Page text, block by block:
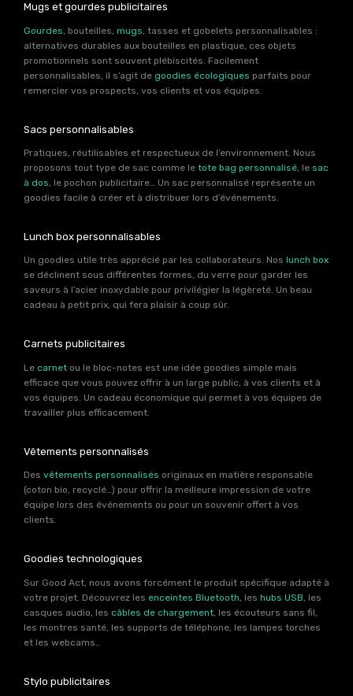
Mugs et gourdes publicitaires
Gourdes , bouteilles, mugs , tasses et gobelets personnalisables :
alternatives durables aux bouteilles en plastique, ces objets
promotionnels sont souvent plébiscités. Facilement
personnalisables, il s’agit de goodies écologiques parfaits pour
remercier vos prospects, vos clients et vos équipes.
Sacs personnalisables
Pratiques, réutilisables et respectueux de l’environnement. Nous
proposons tout type de sac comme le tote bag personnalisé, le sac
à dos, le pochon publicitaire… Un sac personnalisé représente un
goodies facile à créer et à distribuer lors d’événements.
Lunch box personnalisables
Un goodies utile très apprécié par les collaborateurs. Nos lunch box
se déclinent sous différentes formes, du verre pour garder les
saveurs à l’acier inoxydable pour privilégier la légèreté. Un beau
cadeau à petit prix, qui fera plaisir à coup sûr.
Carnets publicitaires
Le carnet ou le bloc-notes est une idée goodies simple mais
efficace que vous pouvez offrir à un large public, à vos clients et à
vos équipes. Un cadeau économique qui permet à vos équipes de
travailler plus efficacement.
Vêtements personnalisés
Des vêtements personnalisés originaux en matière responsable
(coton bio, recyclé…) pour offrir la meilleure impression de votre
équipe lors des événements ou pour un souvenir offert à vos
clients.
Goodies technologiques
Sur Good Act, nous avons forcément le produit spécifique adapté à
votre projet. Découvrez les enceintes Bluetooth , les hubs USB , les
casques audio, les câbles de chargement , les écouteurs sans fil,
les montres santé, les supports de téléphone, les lampes torches
et les webcams…
Stylo publicitaires